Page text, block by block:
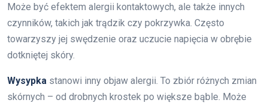
Może być efektem alergii kontaktowych, ale także innych
czynników, takich jak trądzik czy pokrzywka. Często
towarzyszy jej swędzenie oraz uczucie napięcia w obrębie
dotkniętej skóry.
Wysypka stanowi inny objaw alergii. To zbiór różnych zmian
skórnych – od drobnych krostek po większe bąble. Może